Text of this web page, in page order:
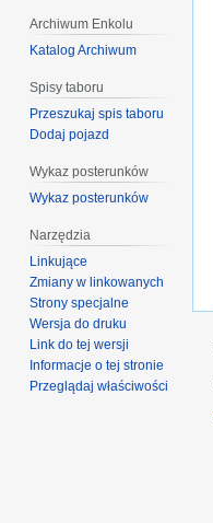
Archiwum Enkolu
Katalog Archiwum
Spisy taboru
Przeszukaj spis taboru
Dodaj pojazd
Wykaz posterunków
Wykaz posterunków
Narzędzia
Linkujące
Zmiany w linkowanych
Strony specjalne
Wersja do druku
Link do tej wersji
Informacje o tej stronie
Przeglądaj właściwości